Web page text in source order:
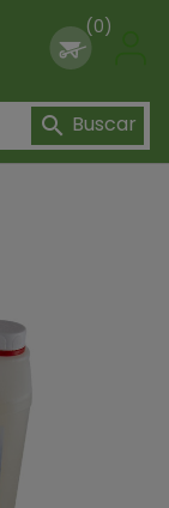
(0)
 Buscar